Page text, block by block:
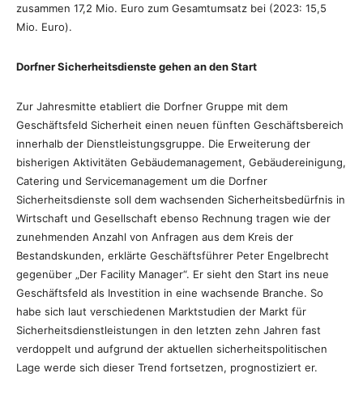
zusammen 17,2 Mio. Euro zum Gesamtumsatz bei (2023: 15,5
Mio. Euro).
Dorfner Sicherheitsdienste gehen an den Start
Zur Jahresmitte etabliert die Dorfner Gruppe mit dem
Geschäftsfeld Sicherheit einen neuen fünften Geschäftsbereich
innerhalb der Dienstleistungsgruppe. Die Erweiterung der
bisherigen Aktivitäten Gebäudemanagement, Gebäudereinigung,
Catering und Servicemanagement um die Dorfner
Sicherheitsdienste soll dem wachsenden Sicherheitsbedürfnis in
Wirtschaft und Gesellschaft ebenso Rechnung tragen wie der
zunehmenden Anzahl von Anfragen aus dem Kreis der
Bestandskunden, erklärte Geschäftsführer Peter Engelbrecht
gegenüber „Der Facility Manager“. Er sieht den Start ins neue
Geschäftsfeld als Investition in eine wachsende Branche. So
habe sich laut verschiedenen Marktstudien der Markt für
Sicherheitsdienstleistungen in den letzten zehn Jahren fast
verdoppelt und aufgrund der aktuellen sicherheitspolitischen
Lage werde sich dieser Trend fortsetzen, prognostiziert er.